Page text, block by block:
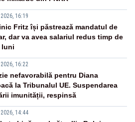
16:19
Fritz își păstrează mandatul de
dar va avea salariul redus timp de
luni
16:22
nefavorabilă pentru Diana
la Tribunalul UE. Suspendarea
imunității, respinsă
14:44